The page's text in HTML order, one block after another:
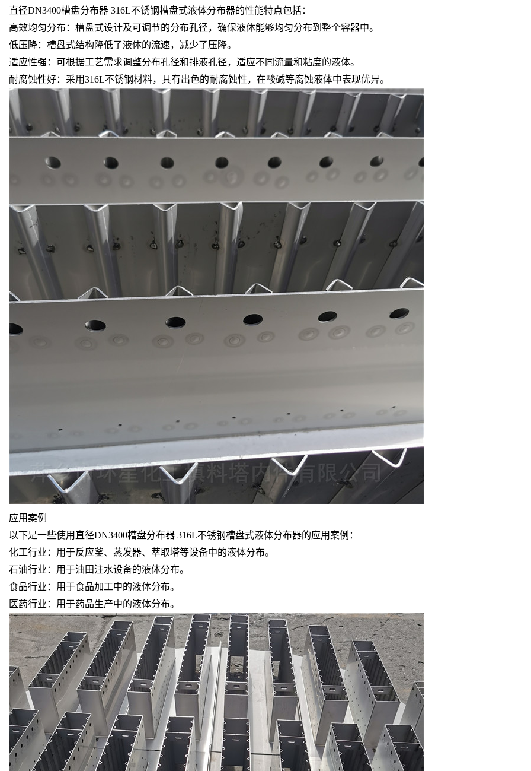
直径DN3400槽盘分布器 316L不锈钢槽盘式液体分布器的性能特点包括：
高效均匀分布：槽盘式设计及可调节的分布孔径，确保液体能够均匀分布到整个容器中。
低压降：槽盘式结构降低了液体的流速，减少了压降。
适应性强：可根据工艺需求调整分布孔径和排液孔径，适应不同流量和粘度的液体。
耐腐蚀性好：采用316L不锈钢材料，具有出色的耐腐蚀性，在酸碱等腐蚀液体中表现优异。
应用案例
以下是一些使用直径DN3400槽盘分布器 316L不锈钢槽盘式液体分布器的应用案例：
化工行业：用于反应釜、蒸发器、萃取塔等设备中的液体分布。
石油行业：用于油田注水设备的液体分布。
食品行业：用于食品加工中的液体分布。
医药行业：用于药品生产中的液体分布。